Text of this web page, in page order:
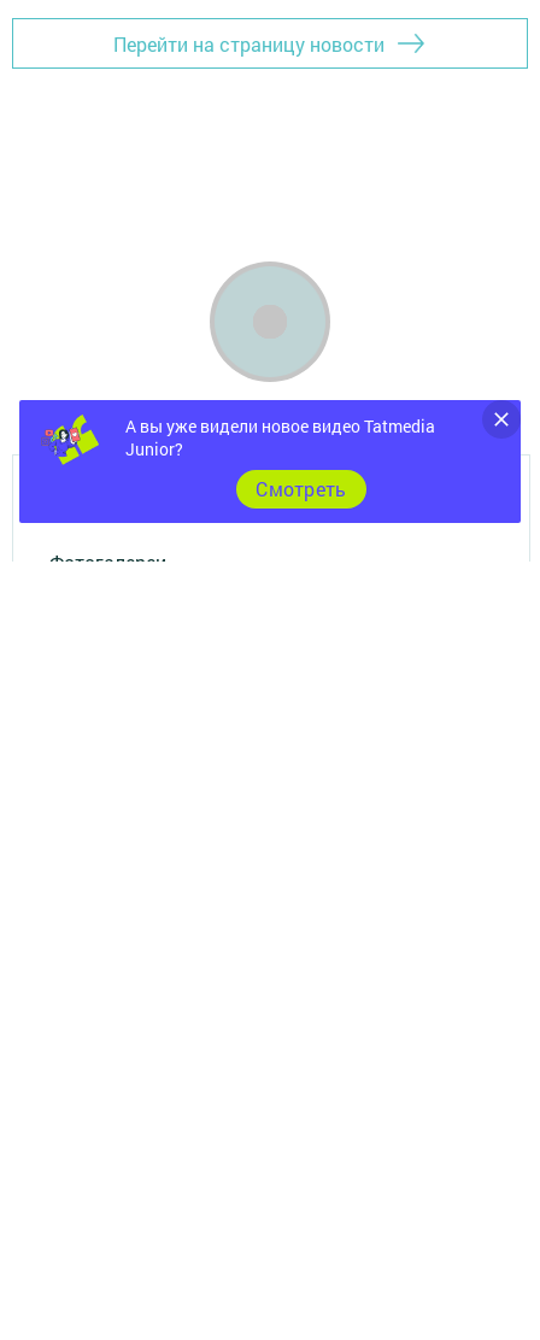
Перейти на страницу новости
Фотогалереи
А вы уже видели новое видео Tatmedia
Junior?
Cмотреть